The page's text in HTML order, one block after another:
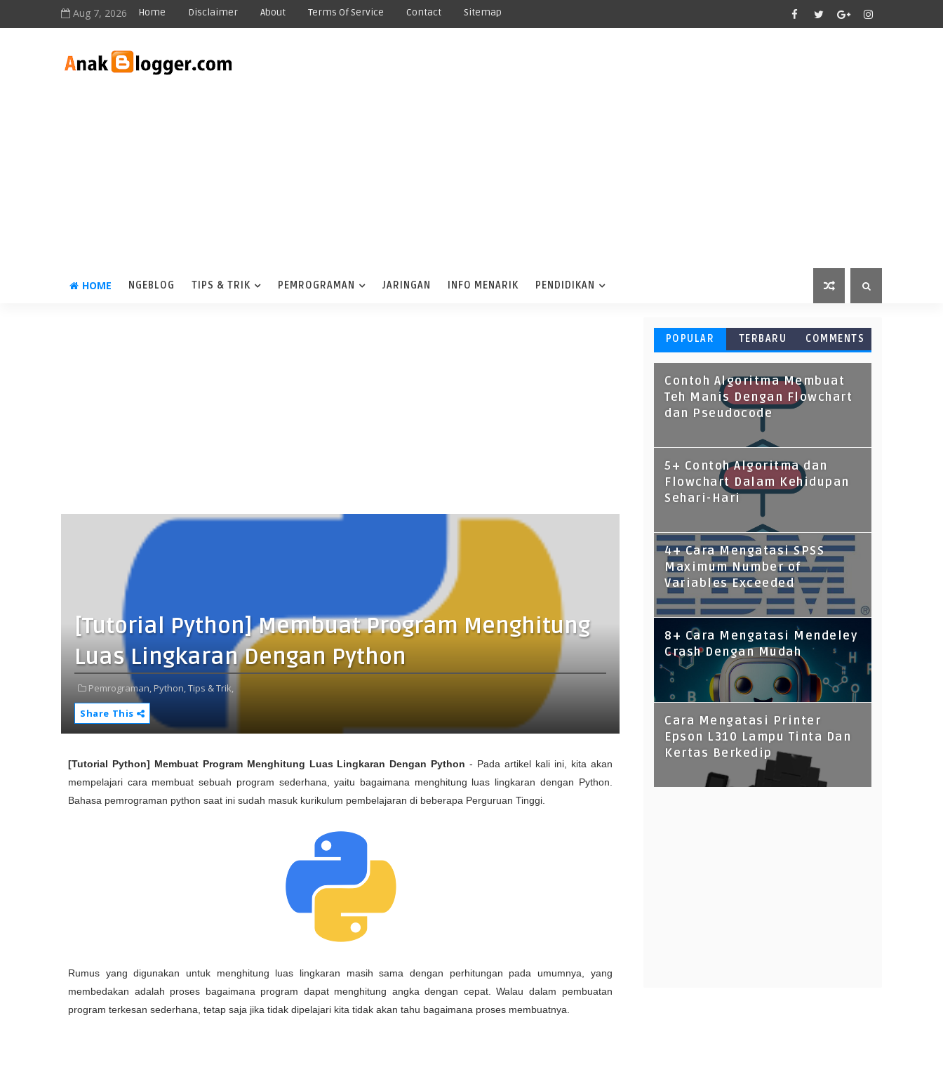
Aug 7, 2026 Home Disclaimer About Terms Of Service Contact Sitemap
HOME NGEBLOG TIPS & TRIK PEMROGRAMAN JARINGAN INFO MENARIK PENDIDIKAN
[Tutorial Python] Membuat Program Menghitung
Luas Lingkaran Dengan Python
Pemrograman,Python,Tips & Trik,
Share This
[Tutorial Python] Membuat Program Menghitung Luas Lingkaran Dengan Python - Pada artikel kali ini, kita akan
mempelajari cara membuat sebuah program sederhana, yaitu bagaimana menghitung luas lingkaran dengan Python.
Bahasa pemrograman python saat ini sudah masuk kurikulum pembelajaran di beberapa Perguruan Tinggi.
Rumus yang digunakan untuk menghitung luas lingkaran masih sama dengan perhitungan pada umumnya, yang
membedakan adalah proses bagaimana program dapat menghitung angka dengan cepat. Walau dalam pembuatan
program terkesan sederhana, tetap saja jika tidak dipelajari kita tidak akan tahu bagaimana proses membuatnya.
POPULAR TERBARU COMMENTS
Contoh Algoritma Membuat
Teh Manis Dengan Flowchart
dan Pseudocode
5+ Contoh Algoritma dan
Flowchart Dalam Kehidupan
Sehari-Hari
4+ Cara Mengatasi SPSS
Maximum Number of
Variables Exceeded
8+ Cara Mengatasi Mendeley
Crash Dengan Mudah
Cara Mengatasi Printer
Epson L310 Lampu Tinta Dan
Kertas Berkedip